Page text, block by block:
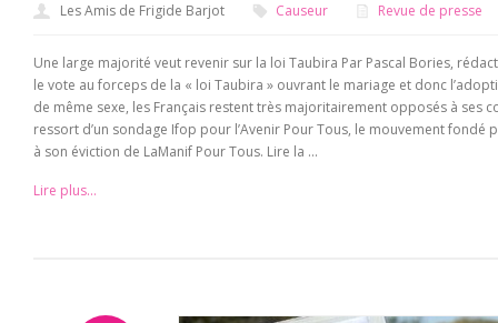
Les Amis de Frigide Barjot Causeur Revue de presse
Une large majorité veut revenir sur la loi Taubira Par Pascal Bories,
le vote au forceps de la « loi Taubira » ouvrant le mariage et donc
de même sexe, les Français restent très majoritairement opposés à ses
ressort d’un sondage Ifop pour l’Avenir Pour Tous, le mouvement fondé
à son éviction de LaManif Pour Tous. Lire la ...
Lire plus...